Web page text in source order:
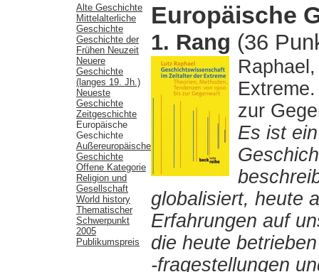
Alte Geschichte
Mittelalterliche
Geschichte
Geschichte der
Frühen Neuzeit
Neuere
Geschichte
(langes 19. Jh.)
Neueste
Geschichte
Zeitgeschichte
Europäische
Geschichte
Außereuropäische
Geschichte
Offene Kategorie
Religion und
Gesellschaft
World history
Thematischer
Schwerpunkt
2005
Publikumspreis
Europäische
1. Rang (36
zur
Es ist
globalisiert, heute
Erfahrungen auf
die heute
-fragestellungen